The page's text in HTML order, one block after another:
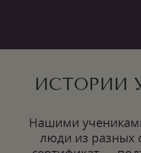
ИСТОРИИ
Нашими
люди из разных